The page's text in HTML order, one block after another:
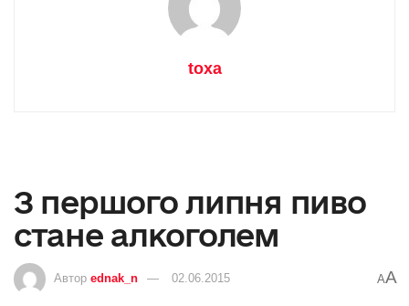
toxa
З першого липня пиво
стане алкоголем
Автор ednak_n 02.06.2015 AA